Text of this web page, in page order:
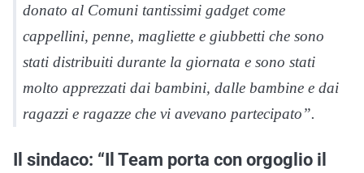
donato al Comuni tantissimi gadget come
cappellini, penne, magliette e giubbetti che sono
stati distribuiti durante la giornata e sono stati
molto apprezzati dai bambini, dalle bambine e dai
ragazzi e ragazze che vi avevano partecipato”.
Il sindaco: “Il Team porta con orgoglio il